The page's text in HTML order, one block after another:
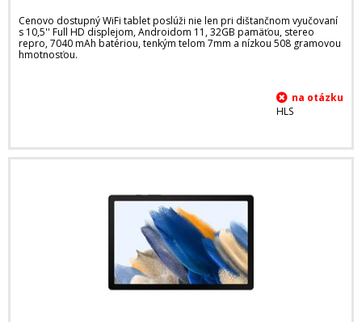
Cenovo dostupný WiFi tablet poslúži nie len pri dištančnom vyučovaní
s 10,5'' Full HD displejom, Androidom 11, 32GB pamäťou, stereo
repro, 7040 mAh batériou, tenkým telom 7mm a nízkou 508 gramovou
hmotnosťou.
HLS